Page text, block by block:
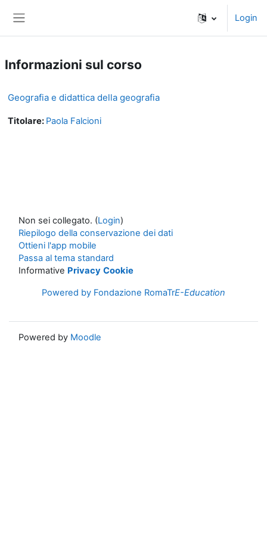
Login
Informazioni sul corso
Geografia e didattica della geografia
Titolare: Paola Falcioni
Non sei collegato. (Login)
Riepilogo della conservazione dei dati
Ottieni l'app mobile
Passa al tema standard
Informative Privacy Cookie
Powered by Fondazione RomaTrE-Education
Powered by Moodle